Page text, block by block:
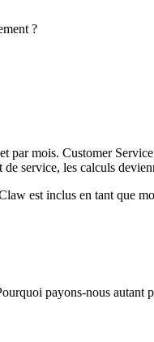
?
par mois. Customer
service, les calculs
est inclus en tant que
payons-nous autant